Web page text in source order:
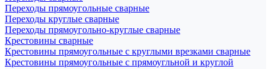
Переходы прямоугольные сварные
Переходы круглые сварные
Переходы прямоугольно-круглые сварные
Крестовины сварные
Крестовины прямоугольные с круглыми врезками сварные
Крестовины прямоугольные с прямоугльной и круглой